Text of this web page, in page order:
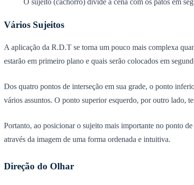
Vários Sujeitos
A aplicação da R.D.T se torna um pouco mais complexa
estarão em primeiro plano e quais serão colocados em
Dos quatro pontos de interseção em sua grade, o ponto
vários assuntos. O ponto superior esquerdo, por outro lado,
Portanto, ao posicionar o sujeito mais importante no ponto
através da imagem de uma forma ordenada e intuitiva.
Direção do Olhar